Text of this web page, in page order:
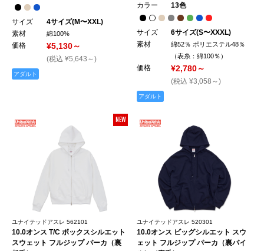
サイズ
4サイズ(M〜XXL)
素材
綿100%
価格 ¥5,130～
(税込 ¥5,643～)
アダルト
カラー
13色
サイズ
6サイズ(S〜XXXL)
素材
綿52％ ポリエステル48％
（表糸：綿100％）
価格 ¥2,780～
(税込 ¥3,058～)
アダルト
NEW
ユナイテッドアスレ 562101
10.0オンス T/C ボックスシルエット
スウェット フルジップ パーカ（裏
ユナイテッドアスレ 520301
10.0オンス ビッグシルエット スウ
ェット フルジップ パーカ（裏パイ